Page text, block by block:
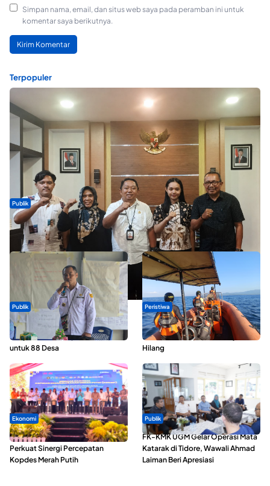
Simpan nama, email, dan situs web saya pada peramban ini untuk
komentar saya berikutnya.
Terpopuler
Publik
Dua Talenta Muda Ternate Wakili Maluku Utara di Gita Bahana
Nusantara 2026
Publik
ABDESI Morotai Apresiasi
Penyaluran ADD Rp3,13 Miliar
untuk 88 Desa
Peristiwa
Dua Longboat Bertabrakan di
Perairan Taliabu, Satu Nelayan
Hilang
Ekonomi
Seminar di Ternate, Mendes
Perkuat Sinergi Percepatan
Kopdes Merah Putih
Publik
FK-KMK UGM Gelar Operasi Mata
Katarak di Tidore, Wawali Ahmad
Laiman Beri Apresiasi